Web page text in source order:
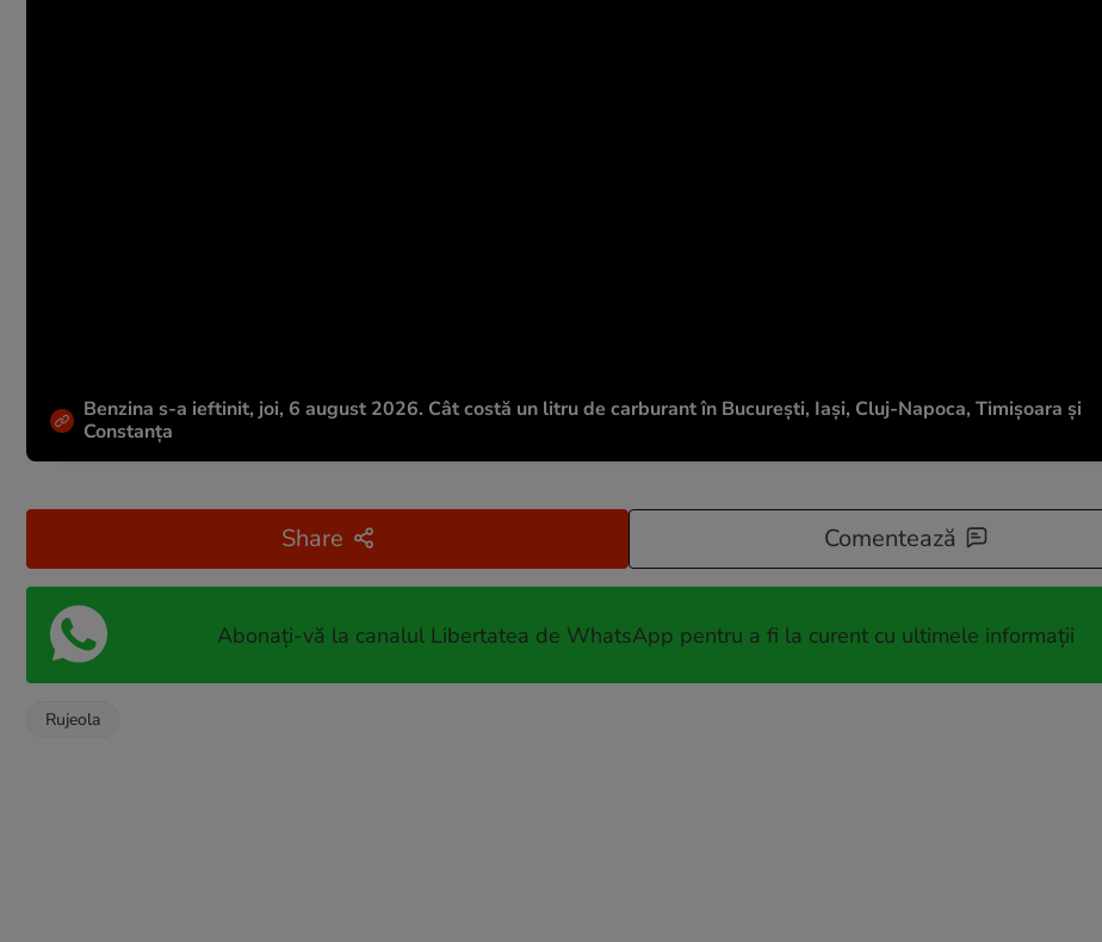
Benzina s-a ieftinit, joi, 6 august 2026. Cât costă un litru de carburant în București, Iași, Cluj-Napoca, Timișoara și
Constanța
Share Comentează
Abonați-vă la canalul Libertatea de WhatsApp pentru a fi la curent cu ultimele informații
Rujeola